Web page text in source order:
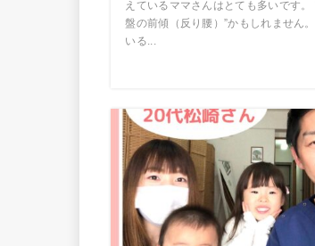
えているママさんはとても多いです。
盤の前傾（反り腰）”かもしれません
いる...